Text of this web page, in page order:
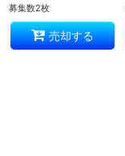
募集数2枚
売却する